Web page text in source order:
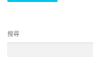
搜尋